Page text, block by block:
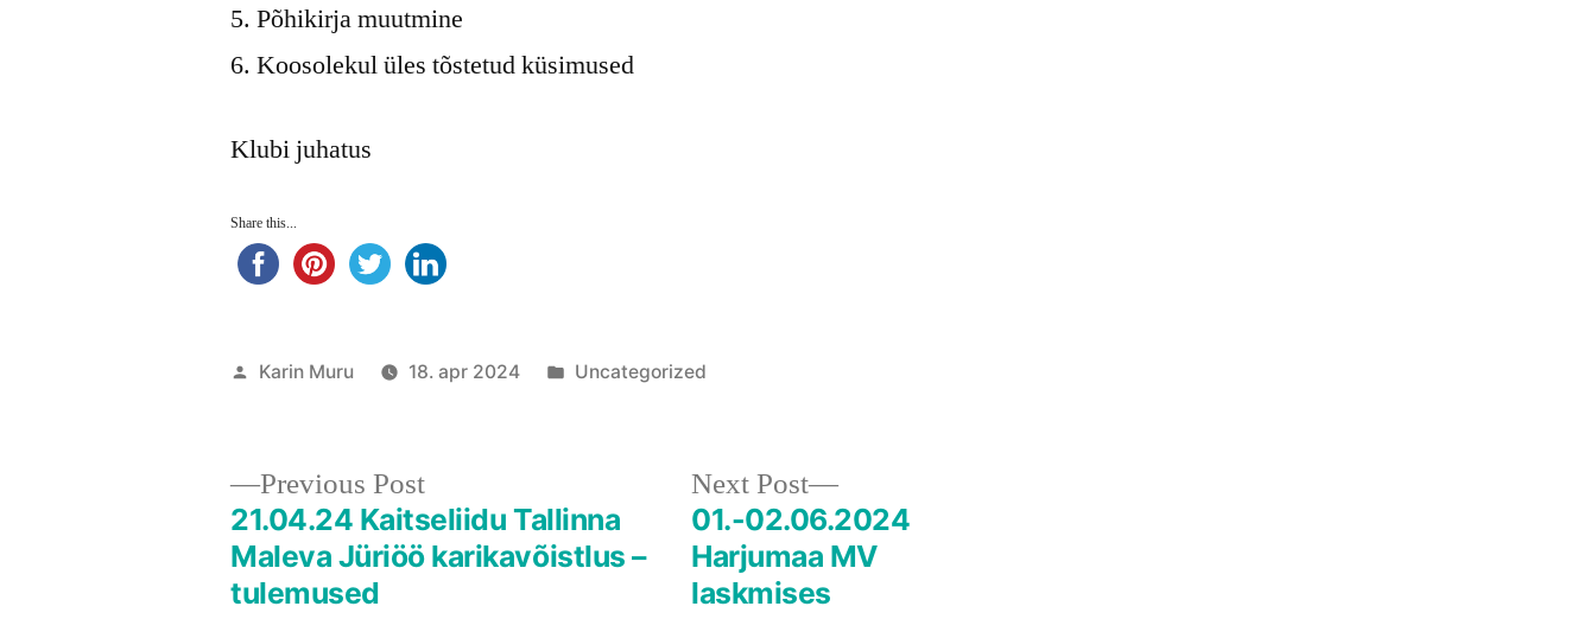
Põhikirja muutmine
Koosolekul üles tõstetud küsimused
Klubi juhatus
Share this...
Posted
Karin Muru 18. apr 2024
Posted
Uncategorized
Navigeerimine
Previous PostPrevious
post:
21.04.24 Kaitseliidu Tallinna
Maleva Jüriöö karikavõistlus –
tulemused
Next Post
Next
post:
01.-02.06.2024
Harjumaa MV
laskmises